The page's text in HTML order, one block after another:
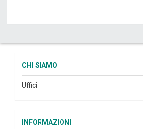
CHI SIAMO
Uffici
INFORMAZIONI